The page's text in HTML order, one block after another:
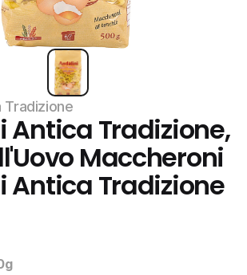
Tradizione
Antica Tradizione,
Maccheroni
Antica Tradizione